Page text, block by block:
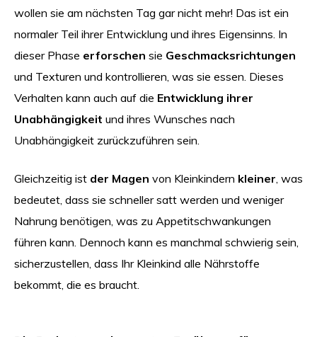
wollen sie am nächsten Tag gar nicht mehr! Das ist ein
normaler Teil ihrer Entwicklung und ihres Eigensinns. In
dieser Phase erforschen sie Geschmacksrichtungen
und Texturen und kontrollieren, was sie essen. Dieses
Verhalten kann auch auf die Entwicklung ihrer
Unabhängigkeit und ihres Wunsches nach
Unabhängigkeit zurückzuführen sein.
Gleichzeitig ist der Magen von Kleinkindern kleiner, was
bedeutet, dass sie schneller satt werden und weniger
Nahrung benötigen, was zu Appetitschwankungen
führen kann. Dennoch kann es manchmal schwierig sein,
sicherzustellen, dass Ihr Kleinkind alle Nährstoffe
bekommt, die es braucht.